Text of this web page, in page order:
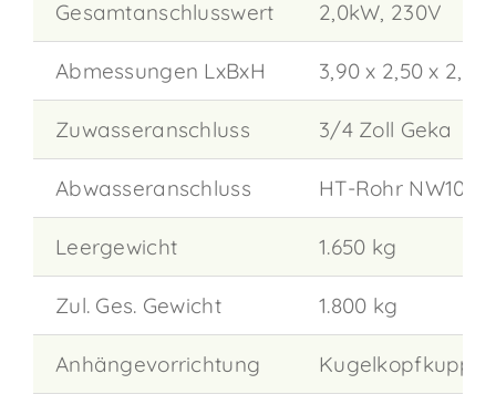
Gesamtanschlusswert 2,0kW, 230V
Abmessungen LxBxH 3,90 x 2,50 x 2,95
Zuwasseranschluss 3/4 Zoll Geka
Abwasseranschluss HT-Rohr NW100
Leergewicht 1.650 kg
Zul. Ges. Gewicht 1.800 kg
Anhängevorrichtung